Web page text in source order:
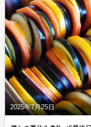
2025年7月25日